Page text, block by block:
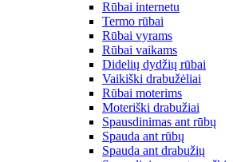
Rūbai internetu
Termo rūbai
Rūbai vyrams
Rūbai vaikams
Didelių dydžių rūbai
Vaikiški drabužėliai
Rūbai moterims
Moteriški drabužiai
Spausdinimas ant rūbų
Spauda ant rūbų
Spauda ant drabužių